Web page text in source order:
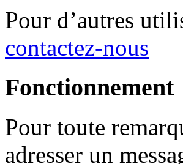
Pour d’autres
contactez-nous
Fonctionnement
Pour toute
adresser un